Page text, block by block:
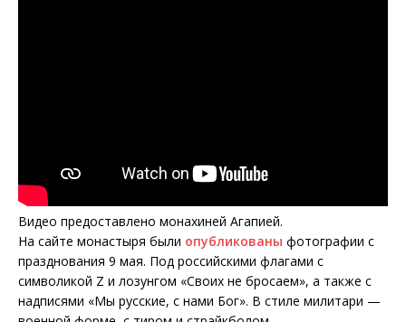
Видео предоставлено монахиней Агапией.
На сайте монастыря были опубликованы фотографии с
празднования 9 мая. Под российскими флагами с
символикой Z и лозунгом «Своих не бросаем», а также с
надписями «Мы русские, с нами Бог». В стиле милитари —